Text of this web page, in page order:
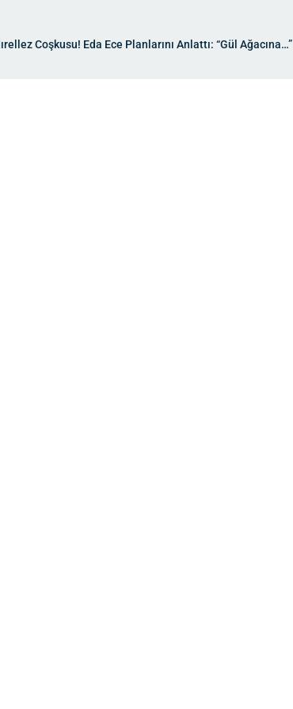
Coşkusu! Eda Ece Planlarını Anlattı: “Gül Ağacına…”